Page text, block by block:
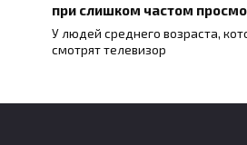
при слишком частом
У людей среднего возраста,
смотрят телевизор